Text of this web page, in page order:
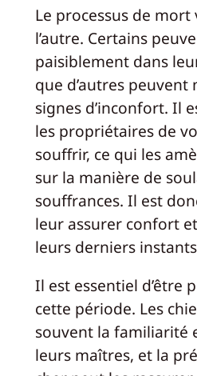
Le processus de mort
l’autre. Certains
paisiblement dans
que d’autres
signes d’inconfort. Il
les propriétaires de
souffrir, ce qui les
sur la manière de
souffrances. Il est
leur assurer confort
leurs derniers
Il est essentiel d’être
cette période. Les
souvent la familiarité
leurs maîtres, et la